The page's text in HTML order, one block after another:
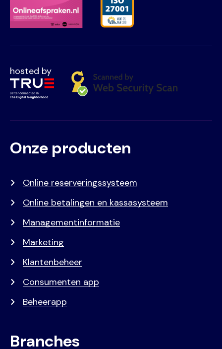
hosted by
Voet
Primair
Onze producten
Online reserveringssysteem
Online betalingen en kassasysteem
Managementinformatie
Marketing
Klantenbeheer
Consumenten app
Beheerapp
Branches